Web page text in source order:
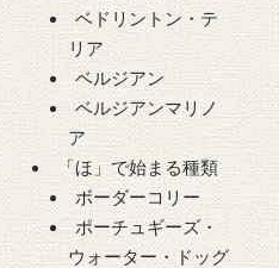
ベドリントン・テ
リア
ベルジアン
ベルジアンマリノ
ア
「ほ」で始まる種類
ボーダーコリー
ポーチュギーズ・
ウォーター・ドッグ